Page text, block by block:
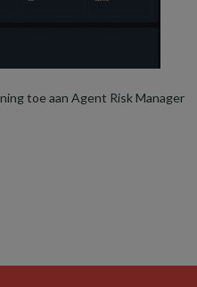
toe aan Agent Risk Manager